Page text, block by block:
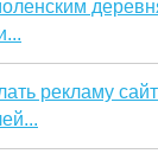
рекламу